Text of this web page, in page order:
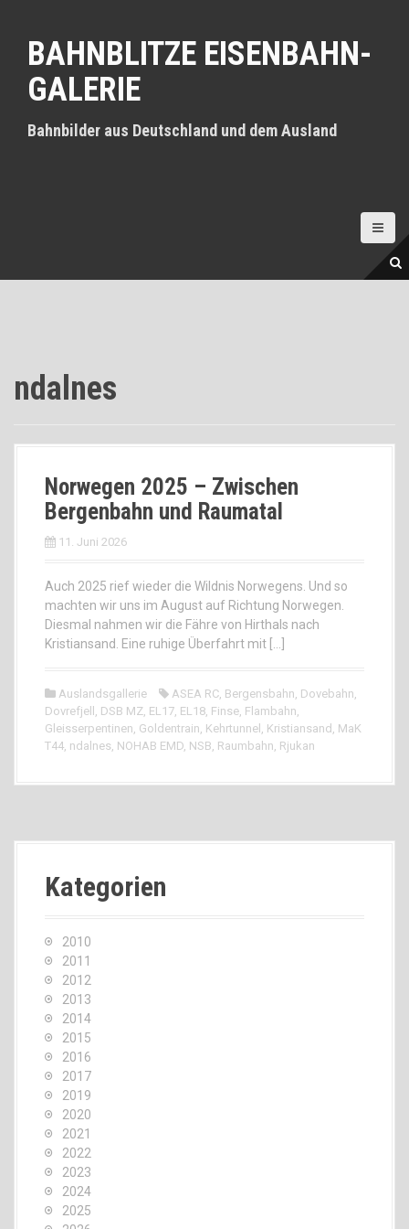
t
BAHNBLITZE EISENBAHN-
GALERIE
Bahnbilder aus Deutschland und dem Ausland
ndalnes
Norwegen 2025 – Zwischen
Bergenbahn und Raumatal
11. Juni 2026
Auch 2025 rief wieder die Wildnis Norwegens. Und so
machten wir uns im August auf Richtung Norwegen.
Diesmal nahmen wir die Fähre von Hirthals nach
Kristiansand. Eine ruhige Überfahrt mit […]
Auslandsgallerie ASEA RC, Bergensbahn, Dovebahn,
Dovrefjell , DSB MZ, EL17, EL18, Finse, Flambahn,
Gleisserpentinen, Goldentrain, Kehrtunnel , Kristiansand , MaK
T44, ndalnes, NOHAB EMD, NSB, Raumbahn, Rjukan
Kategorien
2010
2011
2012
2013
2014
2015
2016
2017
2019
2020
2021
2022
2023
2024
2025